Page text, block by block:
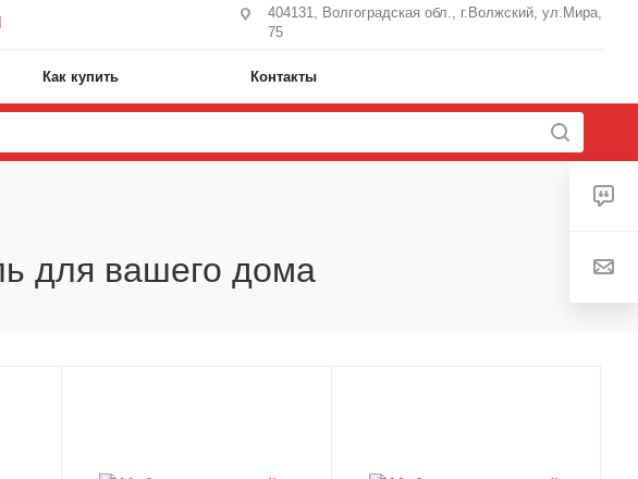
404131, Волгоградская обл., г.Волжский, ул.Мира,
75
Как купить Контакты
для вашего дома